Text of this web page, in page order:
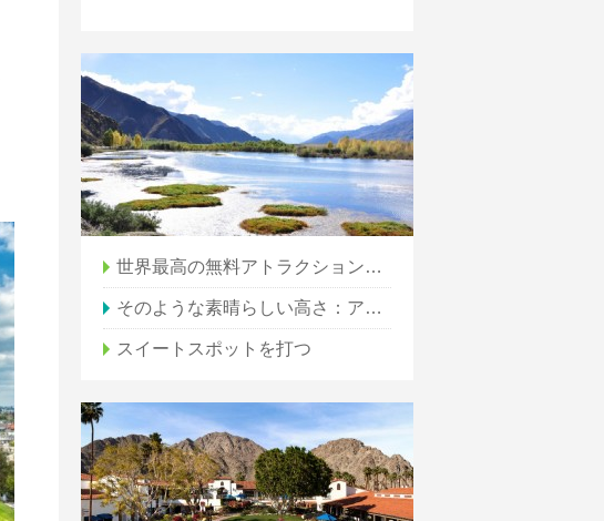
世界最高の無料アトラクションは何ですか？
そのような素晴らしい高さ：アンマンで最高の景色を見つける場所
スイートスポットを打つ